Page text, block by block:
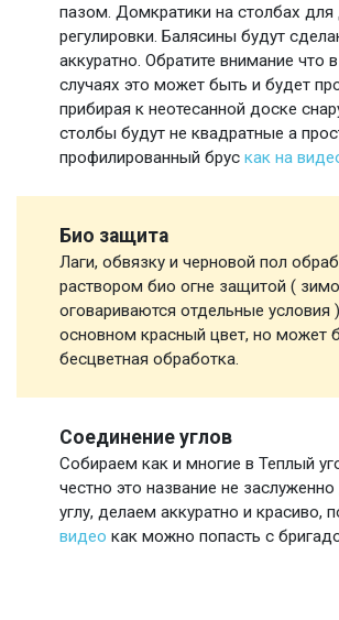
пазом. Домкратики на столбах для
регулировки. Балясины будут
аккуратно. Обратите внимание что
случаях это может быть и будет
прибирая к неотесанной доске
столбы будут не квадратные а
профилированный брус как на
Био защита
Лаги, обвязку и черновой пол
раствором био огне защитой (
оговариваются отдельные условия
основном красный цвет, но может
бесцветная обработка.
Соединение углов
Собираем как и многие в Теплый
честно это название не
углу, делаем аккуратно и красиво,
видео как можно попасть с